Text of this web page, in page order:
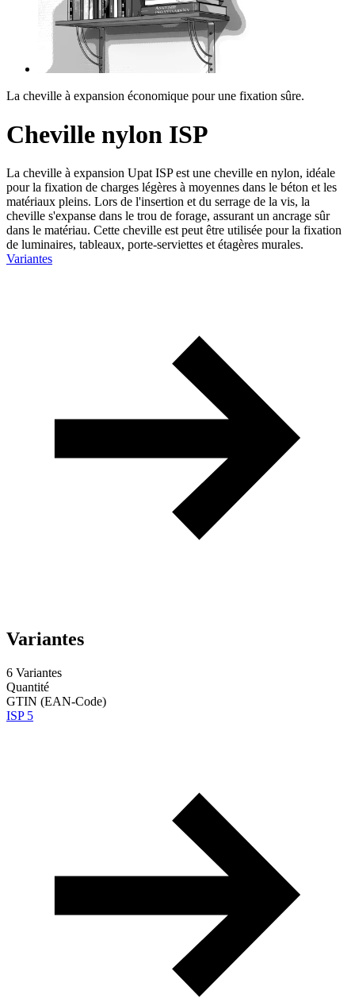
La cheville à expansion économique pour une fixation sûre.
Cheville nylon ISP
La cheville à expansion Upat ISP est une cheville en nylon, idéale
pour la fixation de charges légères à moyennes dans le béton et les
matériaux pleins. Lors de l'insertion et du serrage de la vis, la
cheville s'expanse dans le trou de forage, assurant un ancrage sûr
dans le matériau. Cette cheville est peut être utilisée pour la fixation
de luminaires, tableaux, porte-serviettes et étagères murales.
Variantes
Variantes
6 Variantes
Quantité
GTIN (EAN-Code)
ISP 5